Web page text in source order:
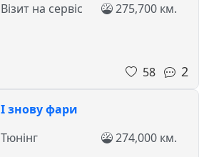
Візит на сервіс 275,700 км.
58 2
І знову фари
Тюнінг
274,000 км.